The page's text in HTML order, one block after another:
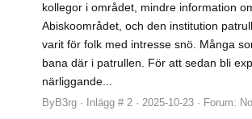
kollegor i området, mindre information
Abiskoområdet, och den institution
varit för folk med intresse snö. Många
bana där i patrullen. För att sedan bli
närliggande...
ByB3rg Inlägg # 2 2025-10-23 Forum: